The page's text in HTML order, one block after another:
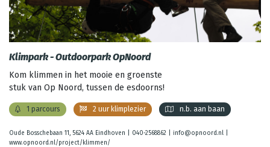
Klimpark - Outdoorpark OpNoord
Kom klimmen in het mooie en groenste
stuk van Op Noord, tussen de esdoorns!
1 parcours 2 uur klimplezier n.b. aan baan
Oude Bosschebaan 11, 5624 AA Eindhoven | 040-2568862 info@opnoord.nl
www.opnoord.nl/project/klimmen/